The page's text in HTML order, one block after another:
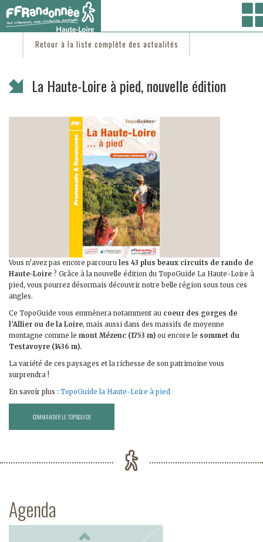
Vous êtes ici :Accueil/C'est d'actu
Retour à la liste complète des actualités
La Haute-Loire à pied, nouvelle édition
Vous n’avez pas encore parcouru les 43 plus beaux circuits de rando de
Haute-Loire ? Grâce à la nouvelle édition du TopoGuide La Haute-Loire à
pied, vous pourrez désormais découvrir notre belle région sous tous ces
angles.
Ce TopoGuide vous emmènera notamment au coeur des gorges de
l’Allier ou de la Loire, mais aussi dans des massifs de moyenne
montagne comme le mont Mézenc (1753 m) ou encore le sommet du
Testavoyre (1436 m).
La variété de ces paysages et la richesse de son patrimoine vous
surprendra !
En savoir plus : TopoGuide la Haute-Loire à pied
COMMANDER LE TOPOGUIDE
Agenda